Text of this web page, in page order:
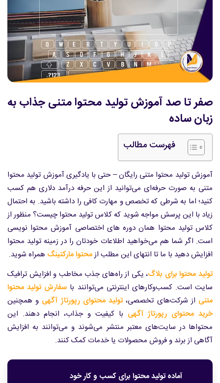
صفر تا صد آموزش تولید محتوا متنی جذاب به
زبان ساده
فهرست مطالب
آموزش تولید محتوا متنی رایگان – حتی با یادگیری آموزش تولید محتوا
متنی به صورت حرفه‌ای می‌توانید از این حرفه درآمد دلاری هم کسب
کنید؛ اما به شرطی که تخصص و مهارت کافی را داشته باشید. به احتمال
زیاد با این پرسش مواجه شوید که کلاس تولید محتوا چیست؟ منظور از
کلاس تولید محتوا همان دوره های اختصاصی آموزش محتوا نویسی
است. اگر شما هم می‌خواهید اطلاعات خودتان را در زمینه تولید محتوا
افزایش دهید با ما تا انتهای این مطلب ازمحتوا مارکتینگ همراه شوید.
تولید محتوا برای بلاگ، یکی از راه‌های جذب مخاطب و افزایش ترافیک
سایت است. کسب‌وکارهای اینترنتی می‌توانند با سفارش تولید محتوا
متنی از شرکت‌های تخصصی، تولید محتوای رپورتاژ آگهی و همچنین
خرید محتوای رپورتاژ آگهی با کیفیت و جذاب، انجام دهند. این
محتواها در سایت‌های معتبر منتشر می‌شوند و می‌توانند به افزایش
آگاهی از برند و فروش محصولات یا خدمات کمک کنند.
آماده تولید محتوا برای کسب و کار خود